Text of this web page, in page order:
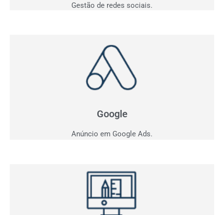
Gestão de redes sociais.
Google
Anúncio em Google Ads.
Anúncio em Google
Como ficar entre os três primeiros do Google?